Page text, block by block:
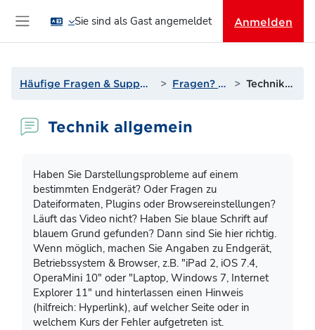
Sie sind als Gast angemeldet Anmelden
Häufige Fragen & Support zur Lernplattform Fragen? Antworten! Technik allgemein
Technik allgemein
Haben Sie Darstellungsprobleme auf einem
bestimmten Endgerät? Oder Fragen zu
Dateiformaten, Plugins oder Browsereinstellungen?
Läuft das Video nicht? Haben Sie blaue Schrift auf
blauem Grund gefunden? Dann sind Sie hier richtig.
Wenn möglich, machen Sie Angaben zu Endgerät,
Betriebssystem & Browser, z.B. "iPad 2, iOS 7.4,
OperaMini 10" oder "Laptop, Windows 7, Internet
Explorer 11" und hinterlassen einen Hinweis
(hilfreich: Hyperlink), auf welcher Seite oder in
welchem Kurs der Fehler aufgetreten ist.